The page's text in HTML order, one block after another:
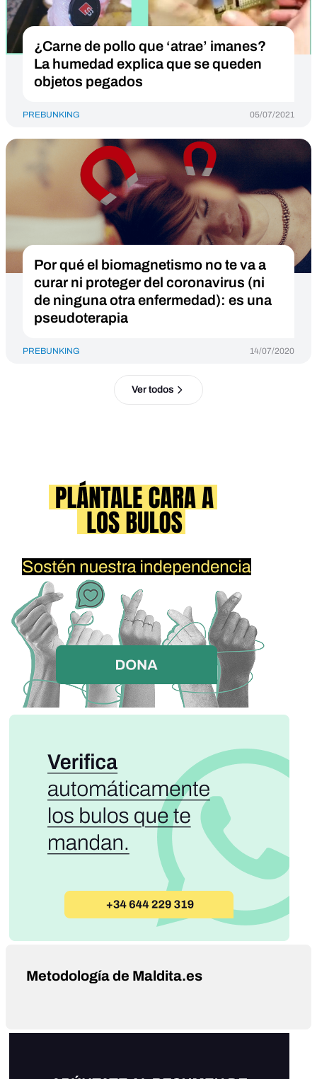
¿Carne de pollo que ‘atrae’ imanes?
La humedad explica que se queden
objetos pegados
PREBUNKING 05/07/2021
Por qué el biomagnetismo no te va a
curar ni proteger del coronavirus (ni
de ninguna otra enfermedad): es una
pseudoterapia
PREBUNKING 14/07/2020
Ver todos
Metodología de Maldita.es